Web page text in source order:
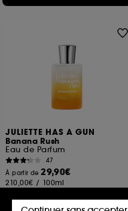
JULIETTE HAS A GUN
Banana Rush
Eau de Parfum
47
À partir de29,90€
210,00€ / 100ml